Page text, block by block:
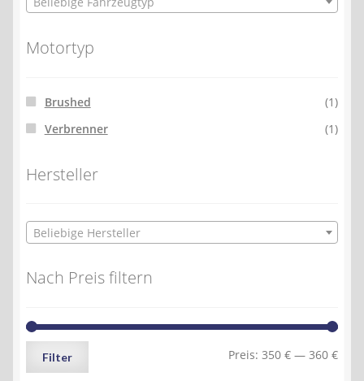
Motortyp
Brushed
(1)
Verbrenner
(1)
Hersteller
Beliebige Hersteller
Nach Preis filtern
Min.
Max.
Filter Preis: 350 € — 360 €